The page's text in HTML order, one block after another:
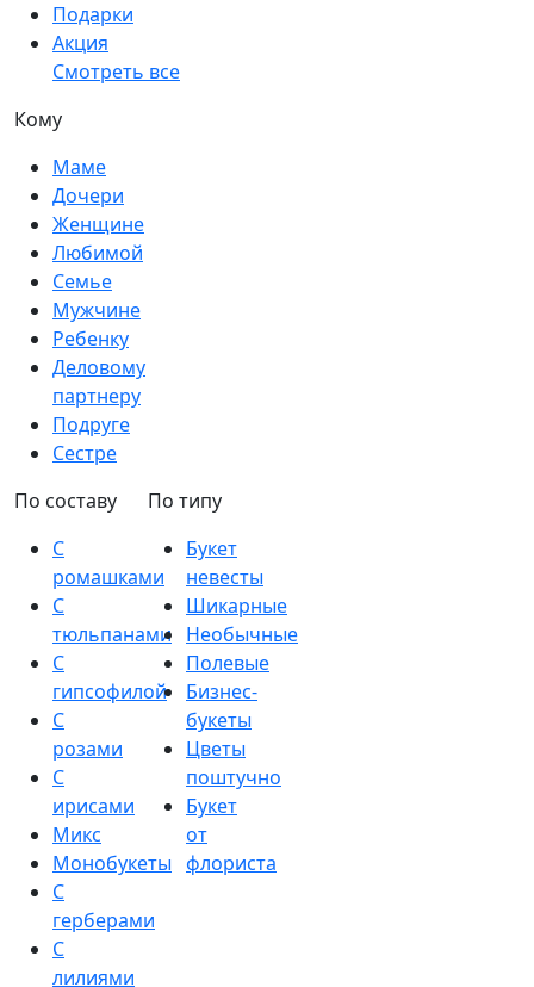
Подарки
Акция
Смотреть все
Кому
Маме
Дочери
Женщине
Любимой
Семье
Мужчине
Ребенку
Деловому
партнеру
Подруге
Сестре
По составу
С
ромашками
С
тюльпанами
С
гипсофилой
С
розами
С
ирисами
Микс
Монобукеты
С
герберами
С
лилиями
По типу
Букет
невесты
Шикарные
Необычные
Полевые
Бизнес-
букеты
Цветы
поштучно
Букет
от
флориста